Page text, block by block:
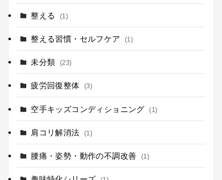
整える (1)
整える習慣・セルフケア (1)
未分類 (23)
疲労回復整体 (3)
空手キッズコンディショニング (1)
肩コリ解消法 (1)
腰痛・姿勢・動作の不調改善 (1)